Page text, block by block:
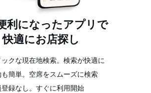
利になったアプリで
快適にお店探し
ックな現在地検索。検索が快適に
も簡単。空席をスムーズに検索
登録なし。すぐに利用開始